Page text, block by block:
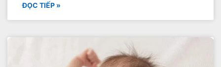
ĐỌC TIẾP »